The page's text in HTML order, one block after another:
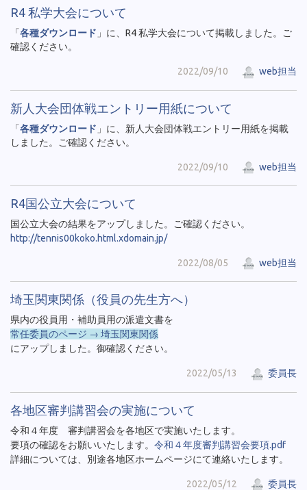
R4 私学大会について
「各種ダウンロード 」に、R4 私学大会について掲載しました。ご
確認ください。
2022/09/10 web担当
新人大会団体戦エントリー用紙について
「各種ダウンロード 」に、新人大会団体戦エントリー用紙を掲載
しました。ご確認ください。
2022/09/10 web担当
R4国公立大会について
国公立大会の結果をアップしました。ご確認ください。
http://tennis00koko.html.xdomain.jp/
2022/08/05 web担当
埼玉関東関係（役員の先生方へ）
県内の役員用・補助員用の派遣文書を
常任委員のページ → 埼玉関東関係
にアップしました。御確認ください。
2022/05/13 委員長
各地区審判講習会の実施について
令和４年度 審判講習会を各地区で実施いたします。
要項の確認をお願いいたします。 令和４年度審判講習会要項.pdf
詳細については、別途各地区ホームページにて連絡いたします。
2022/05/12 委員長